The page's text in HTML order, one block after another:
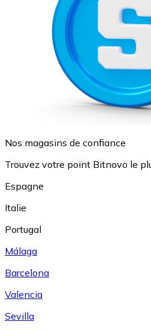
Nos magasins de confiance
Trouvez votre point Bitnovo le
Espagne
Italie
Portugal
Málaga
Barcelona
Valencia
Sevilla